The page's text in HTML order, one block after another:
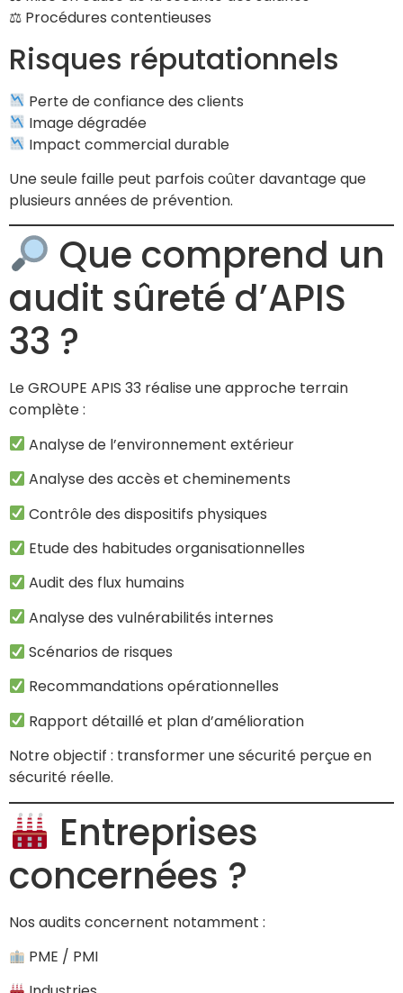
⚖ Procédures contentieuses
Risques réputationnels
Perte de confiance des clients
Image dégradée
Impact commercial durable
Une seule faille peut parfois coûter davantage que
plusieurs années de prévention.
Que comprend un
audit sûreté d’APIS
33 ?
Le GROUPE APIS 33 réalise une approche terrain
complète :
Analyse de l’environnement extérieur
Analyse des accès et cheminements
Contrôle des dispositifs physiques
Etude des habitudes organisationnelles
Audit des flux humains
Analyse des vulnérabilités internes
Scénarios de risques
Recommandations opérationnelles
Rapport détaillé et plan d’amélioration
Notre objectif : transformer une sécurité perçue en
sécurité réelle.
Entreprises
concernées ?
Nos audits concernent notamment :
PME / PMI